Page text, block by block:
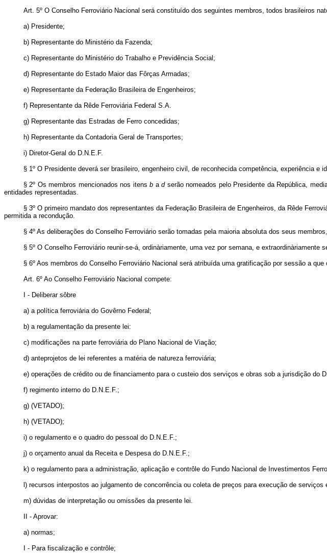
Art. 5º O Conselho Ferroviário Nacional será constituído dos seguintes membros, todos brasileiros
a) Presidente;
b) Representante do Ministério da Fazenda;
c) Representante do Ministério do Trabalho e Previdência Social;
d) Representante do Estado Maior das Fôrças Armadas;
e) Representante da Federação Brasileira de Engenheiros;
f) Representante da Rêde Ferroviária Federal S.A.
g) Representante das Estradas de Ferro concedidas;
h) Representante da Contadoria Geral de Transportes;
i) Diretor-Geral do D.N.E.F.
§ 1º O Presidente deverá ser brasileiro, engenheiro civil, de reconhecida competência, experiência e
§ 2º Os membros mencionados nos itensb ad serão nomeados pelo Presidente da República,
entidades representadas.
§ 3º O primeiro mandato dos representantes da Federação Brasileira de Engenheiros, da Rêde
permitida a recondução.
§ 4º As deliberações do Conselho Ferroviário serão tomadas pela maioria absoluta dos seus
§ 5º O Conselho Ferroviário reunir-se-á, ordinàriamente, uma vez por semana, e
§ 6º Aos membros do Conselho Ferroviário Nacional será atribuída uma gratificação por sessão a
Art. 6º Ao Conselho Ferroviário Nacional compete:
I - Deliberar sôbre
a) a política ferroviária do Govêrno Federal;
b) a regulamentação da presente lei:
c) modificações na parte ferroviária do Plano Nacional de Viação;
d) anteprojetos de lei referentes a matéria de natureza ferroviária;
e) operações de crédito ou de financiamento para o custeio dos serviços e obras sob a jurisdição do
f) regimento interno do D.N.E.F.;
g) (VETADO);
h) (VETADO);
i) o regulamento e o quadro do pessoal do D.N.E.F.;
j) o orçamento anual da Receita e Despesa do D.N.E.F.;
k) o regulamento para a administração, aplicação e contrôle do Fundo Nacional de Investimentos
l) recursos interpostos ao julgamento de concorrência ou coleta de preços para execução de
m) dúvidas de interpretação ou omissões da presente lei.
II - Aprovar:
a) normas;
I - Para fiscalização e contrôle;